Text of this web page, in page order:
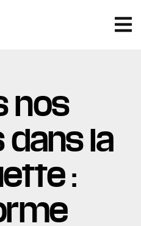
nos
la
: